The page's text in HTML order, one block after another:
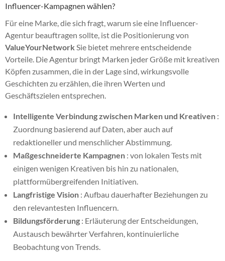
Influencer-Kampagnen wählen?
Für eine Marke, die sich fragt, warum sie eine Influencer-
Agentur beauftragen sollte, ist die Positionierung von
ValueYourNetwork Sie bietet mehrere entscheidende
Vorteile. Die Agentur bringt Marken jeder Größe mit kreativen
Köpfen zusammen, die in der Lage sind, wirkungsvolle
Geschichten zu erzählen, die ihren Werten und
Geschäftszielen entsprechen.
Intelligente Verbindung zwischen Marken und Kreativen :
Zuordnung basierend auf Daten, aber auch auf
redaktioneller und menschlicher Abstimmung.
Maßgeschneiderte Kampagnen : von lokalen Tests mit
einigen wenigen Kreativen bis hin zu nationalen,
plattformübergreifenden Initiativen.
Langfristige Vision : Aufbau dauerhafter Beziehungen zu
den relevantesten Influencern.
Bildungsförderung : Erläuterung der Entscheidungen,
Austausch bewährter Verfahren, kontinuierliche
Beobachtung von Trends.